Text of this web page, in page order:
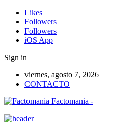
Likes
Followers
Followers
iOS App
Sign in
viernes, agosto 7, 2026
CONTACTO
Factomania -